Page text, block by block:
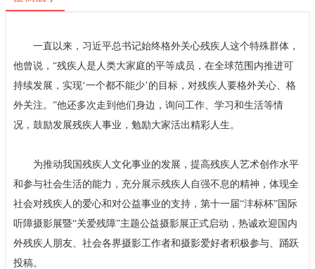
一直以来，习近平总书记始终格外关心残疾人这个特殊群体，
他曾说，“残疾人是人类大家庭的平等成员，在全球范围内推进可
持续发展，实现‘一个都不能少’的目标，对残疾人要格外关心、格
外关注。”他还多次走到他们身边，询问工作、学习和生活等情
况，鼓励发展残疾人事业，勉励大家活出精彩人生。
为推动我国残疾人文化事业的发展，提高残疾人艺术创作水平
和参与社会生活的能力，充分展示残疾人自强不息的精神，体现全
社会对残疾人的爱心和对公益事业的支持，第十一届“沣标杯”国际
听障摄影展暨“关爱残障”主题公益摄影展正式启动，热诚欢迎国内
外残疾人朋友、社会各界摄影工作者和摄影爱好者积极参与、踊跃
投稿。